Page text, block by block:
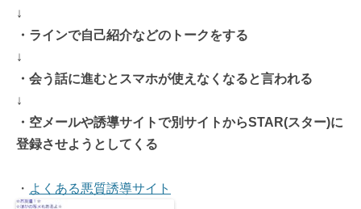
↓
・ラインで自己紹介などのトークをする
↓
・会う話に進むとスマホが使えなくなると言われる
↓
・空メールや誘導サイトで別サイトからSTAR(スター)に
登録させようとしてくる
・ よくある悪質誘導サイト